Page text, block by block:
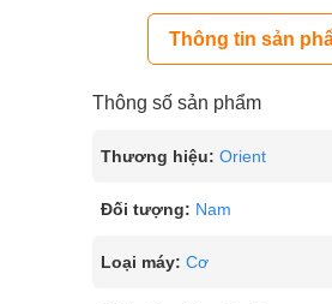
Thông tin sản
Thông số sản phẩm
Thương hiệu: Orient
Đối tượng: Nam
Loại máy: Cơ